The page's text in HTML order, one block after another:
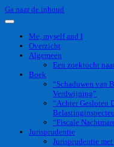
Ga naar de inhoud
Me, myself and I
Overzicht
Algemeen
Een zoektocht
Boek
“Schaduwen van
Verdwijning”
“Achter Gesloten
“Fiscale
Jurisprudentie
Jurisprudentie